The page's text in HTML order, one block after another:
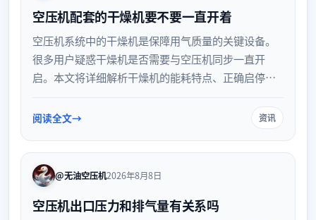
空压机配套的干燥机要不要一直开着
空压机系统中的干燥机是保障用气质量的关键设备。
很多用户疑惑干燥机是否需要与空压机同步一直开
启。本文将详细解析干燥机的能耗特点、正确启停策
效运行与节能降耗。
阅读全文 资讯
@无油空压机2026年8月8日
空压机出口压力和排气量有关系吗